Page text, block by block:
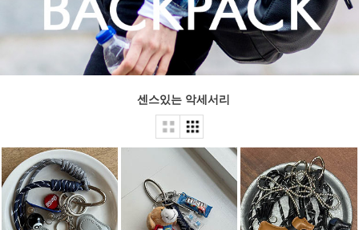
센스있는 악세서리